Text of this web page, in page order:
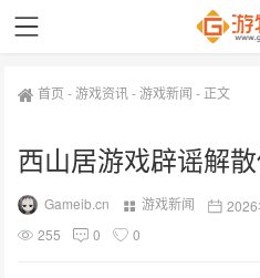
首页 -游戏资讯-游戏新闻 - 正文
西山居游戏辟谣解
Gameib.cn 游戏新闻
255
0 0